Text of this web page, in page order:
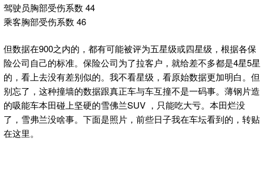
驾驶员胸部受伤系数 44
乘客胸部受伤系数 46
但数据在900之内的，都有可能被评为五星级或四星级，根据各保
险公司自己的标准。保险公司为了拉客户，就给差不多都是4星5星
的，看上去没有差别似的。我不看星级，看原始数据更加明白。但
别忘了，这种撞墙的数据跟真正车与车互撞不是一码事。薄钢片造
的吸能车本田碰上坚硬的雪佛兰SUV ，只能吃大亏。本田烂没
了，雪弗兰没啥事。下面是照片，前些日子我在车坛看到的，转贴
在这里。